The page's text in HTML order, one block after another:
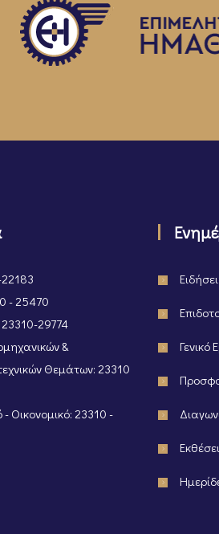
- 25470
29774
&
Θεμάτων: 23310
Οικονομικό: 23310 -